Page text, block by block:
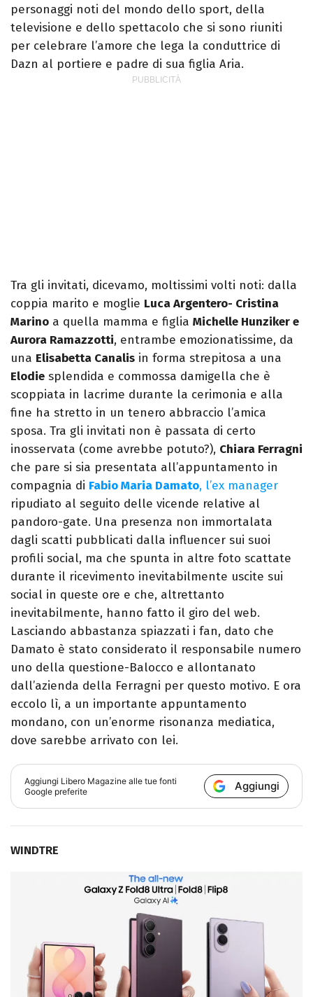
personaggi noti del mondo dello sport, della
televisione e dello spettacolo che si sono riuniti
per celebrare l’amore che lega la conduttrice di
Dazn al portiere e padre di sua figlia Aria.
Tra gli invitati, dicevamo, moltissimi volti noti: dalla
coppia marito e moglie Luca Argentero- Cristina
Marino a quella mamma e figlia Michelle Hunziker e
Aurora Ramazzotti, entrambe emozionatissime, da
una Elisabetta Canalis in forma strepitosa a una
Elodie splendida e commossa damigella che è
scoppiata in lacrime durante la cerimonia e alla
fine ha stretto in un tenero abbraccio l’amica
sposa. Tra gli invitati non è passata di certo
inosservata (come avrebbe potuto?), Chiara Ferragni
che pare si sia presentata all’appuntamento in
compagnia di Fabio Maria Damato, l’ex manager
ripudiato al seguito delle vicende relative al
pandoro-gate. Una presenza non immortalata
dagli scatti pubblicati dalla influencer sui suoi
profili social, ma che spunta in altre foto scattate
durante il ricevimento inevitabilmente uscite sui
social in queste ore e che, altrettanto
inevitabilmente, hanno fatto il giro del web.
Lasciando abbastanza spiazzati i fan, dato che
Damato è stato considerato il responsabile numero
uno della questione-Balocco e allontanato
dall’azienda della Ferragni per questo motivo. E ora
eccolo lì, a un importante appuntamento
mondano, con un’enorme risonanza mediatica,
dove sarebbe arrivato con lei.
Aggiungi Libero Magazine alle tue fonti
Google preferite
Aggiungi
WINDTRE